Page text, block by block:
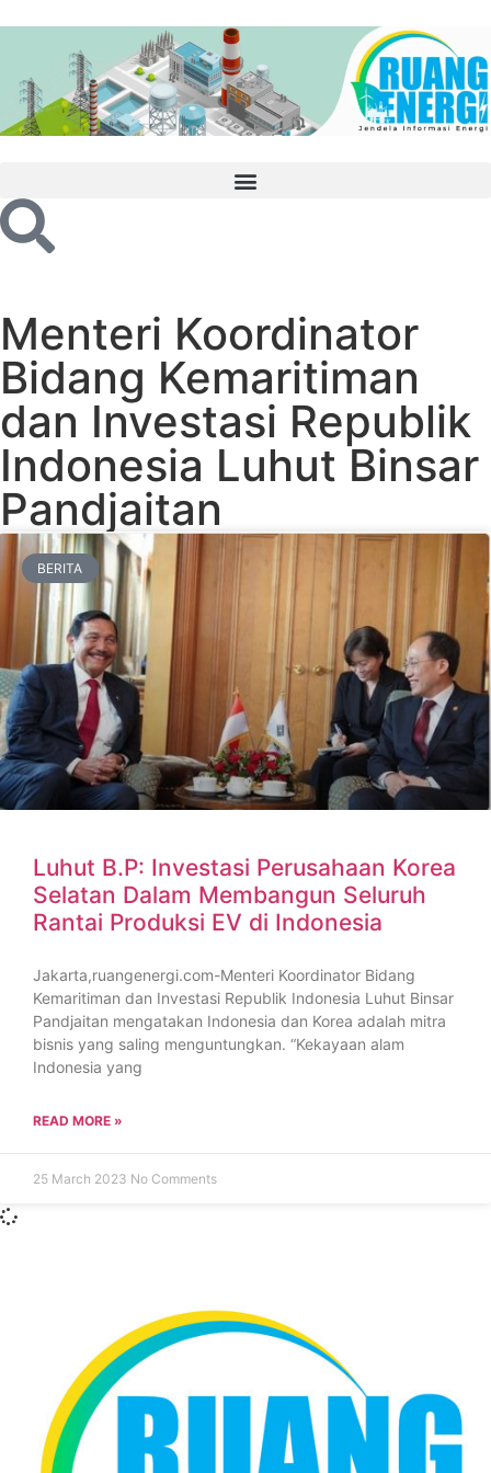
Menteri Koordinator
Bidang Kemaritiman
dan Investasi Republik
Indonesia Luhut Binsar
Pandjaitan
BERITA
Luhut B.P: Investasi Perusahaan Korea
Selatan Dalam Membangun Seluruh
Rantai Produksi EV di Indonesia
Jakarta,ruangenergi.com-Menteri Koordinator Bidang
Kemaritiman dan Investasi Republik Indonesia Luhut Binsar
Pandjaitan mengatakan Indonesia dan Korea adalah mitra
bisnis yang saling menguntungkan. “Kekayaan alam
Indonesia yang
READ MORE »
25 March 2023 No Comments